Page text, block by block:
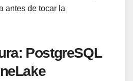
antes de tocar la
PostgreSQL